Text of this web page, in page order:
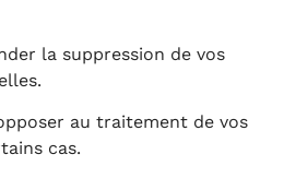
la suppression de vos
au traitement de vos
cas.